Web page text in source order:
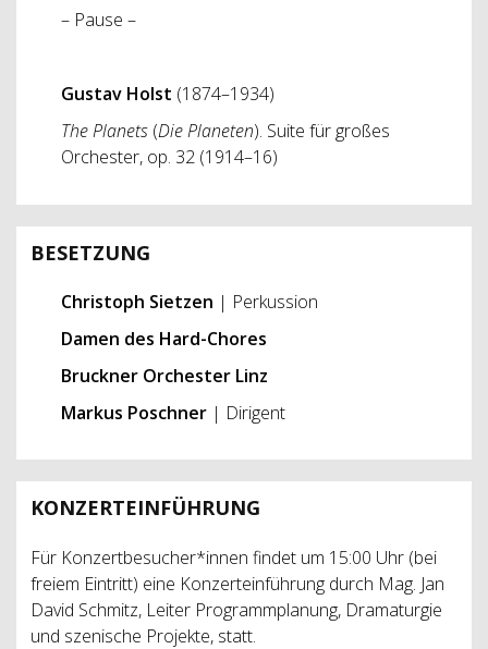
– Pause –
Gustav Holst (1874–1934)
The Planets (Die Planeten). Suite für großes
Orchester, op. 32 (1914–16)
BESETZUNG
Christoph Sietzen | Perkussion
Damen des Hard-Chores
Bruckner Orchester Linz
Markus Poschner | Dirigent
KONZERTEINFÜHRUNG
Für Konzertbesucher*innen findet um 15:00 Uhr (bei
freiem Eintritt) eine Konzerteinführung durch Mag. Jan
David Schmitz, Leiter Programmplanung, Dramaturgie
und szenische Projekte, statt.